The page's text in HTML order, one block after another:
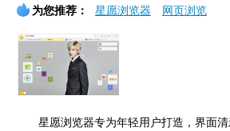
为您推荐： 星愿浏览器 网页浏览
星愿浏览器专为年轻用户打造，界面